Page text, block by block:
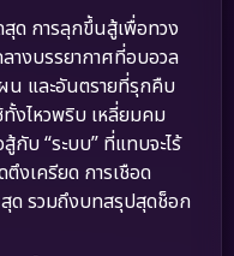
ด การลุกขึ้นสู้เพื่อทวง
างบรรยากาศที่อบอวล
น และอันตรายที่รุกคืบ
ทั้งไหวพริบ เหลี่ยมคม
บ “ระบบ” ที่แทบจะไร้
งเครียด การเชือด
ด รวมถึงบทสรุปสุดช็อก